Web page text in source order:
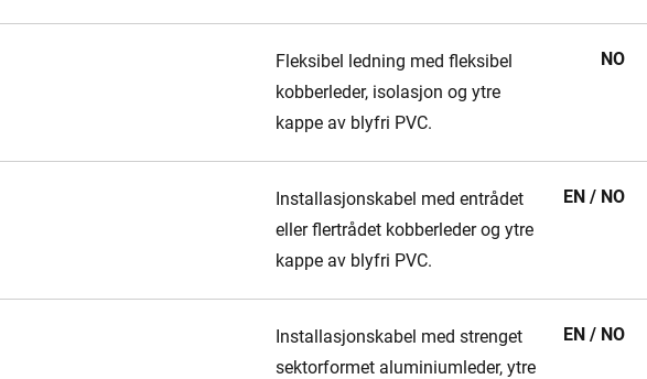
Fleksibel ledning med fleksibel
kobberleder, isolasjon og ytre
kappe av blyfri PVC.
NO
Installasjonskabel med entrådet
eller flertrådet kobberleder og ytre
kappe av blyfri PVC.
EN / NO
Installasjonskabel med strenget
sektorformet aluminiumleder, ytre
EN / NO